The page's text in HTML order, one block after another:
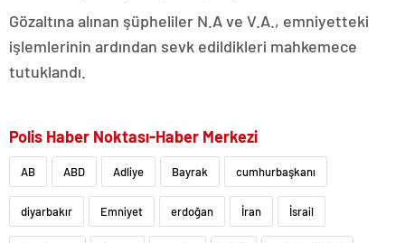
Gözaltına alınan şüpheliler N.A ve V.A., emniyetteki
işlemlerinin ardından sevk edildikleri mahkemece
tutuklandı.
Polis Haber Noktası-Haber Merkezi
AB ABD Adliye Bayrak cumhurbaşkanı
diyarbakır Emniyet erdoğan İran İsrail